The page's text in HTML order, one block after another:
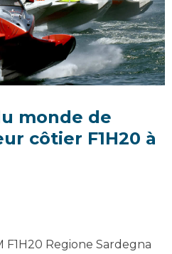
monde de
côtier F1H20 à
F1H20 Regione Sardegna